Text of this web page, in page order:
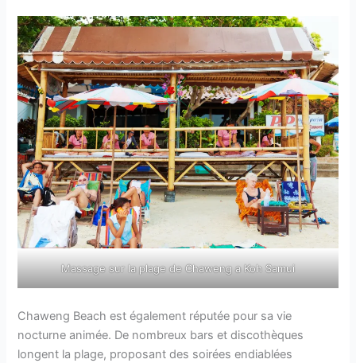
Massage sur la plage de Chaweng a Koh Samui
Chaweng Beach est également réputée pour sa vie
nocturne animée. De nombreux bars et discothèques
longent la plage, proposant des soirées endiablées